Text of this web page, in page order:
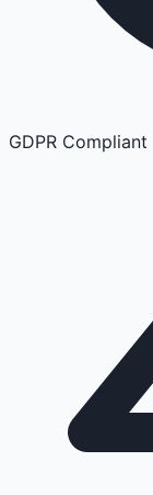
GDPR Compliant